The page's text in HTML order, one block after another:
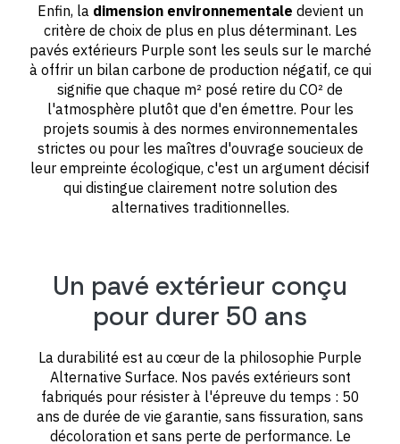
Enfin, la dimension environnementale devient un
critère de choix de plus en plus déterminant. Les
pavés extérieurs Purple sont les seuls sur le marché
à offrir un bilan carbone de production négatif, ce qui
signifie que chaque m² posé retire du CO² de
l'atmosphère plutôt que d'en émettre. Pour les
projets soumis à des normes environnementales
strictes ou pour les maîtres d'ouvrage soucieux de
leur empreinte écologique, c'est un argument décisif
qui distingue clairement notre solution des
alternatives traditionnelles.
Un pavé extérieur conçu
pour durer 50 ans
La durabilité est au cœur de la philosophie Purple
Alternative Surface. Nos pavés extérieurs sont
fabriqués pour résister à l'épreuve du temps : 50
ans de durée de vie garantie, sans fissuration, sans
décoloration et sans perte de performance. Le